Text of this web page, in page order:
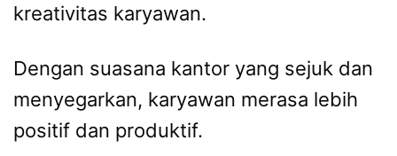
kreativitas karyawan.
Dengan suasana kantor yang sejuk dan
menyegarkan, karyawan merasa lebih
positif dan produktif.